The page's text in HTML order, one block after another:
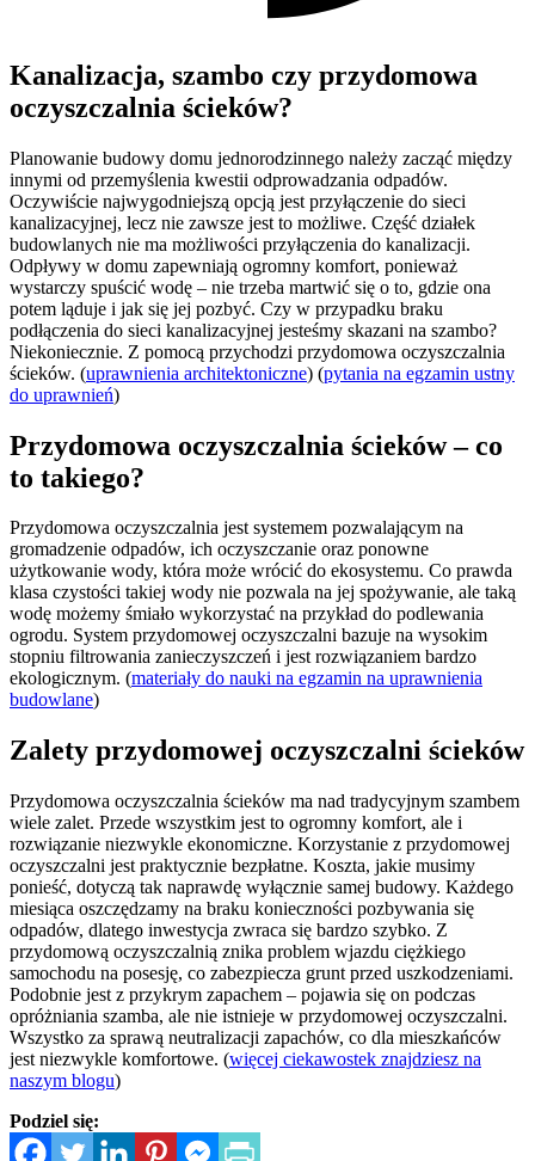
Kanalizacja, szambo czy przydomowa
oczyszczalnia ścieków?
Planowanie budowy domu jednorodzinnego należy zacząć między
innymi od przemyślenia kwestii odprowadzania odpadów.
Oczywiście najwygodniejszą opcją jest przyłączenie do sieci
kanalizacyjnej, lecz nie zawsze jest to możliwe. Część działek
budowlanych nie ma możliwości przyłączenia do kanalizacji.
Odpływy w domu zapewniają ogromny komfort, ponieważ
wystarczy spuścić wodę – nie trzeba martwić się o to, gdzie ona
potem ląduje i jak się jej pozbyć. Czy w przypadku braku
podłączenia do sieci kanalizacyjnej jesteśmy skazani na szambo?
Niekoniecznie. Z pomocą przychodzi przydomowa oczyszczalnia
ścieków. (uprawnienia architektoniczne) (pytania na egzamin ustny
do uprawnień)
Przydomowa oczyszczalnia ścieków – co
to takiego?
Przydomowa oczyszczalnia jest systemem pozwalającym na
gromadzenie odpadów, ich oczyszczanie oraz ponowne
użytkowanie wody, która może wrócić do ekosystemu. Co prawda
klasa czystości takiej wody nie pozwala na jej spożywanie, ale taką
wodę możemy śmiało wykorzystać na przykład do podlewania
ogrodu. System przydomowej oczyszczalni bazuje na wysokim
stopniu filtrowania zanieczyszczeń i jest rozwiązaniem bardzo
ekologicznym. (materiały do nauki na egzamin na uprawnienia
budowlane)
Zalety przydomowej oczyszczalni ścieków
Przydomowa oczyszczalnia ścieków ma nad tradycyjnym szambem
wiele zalet. Przede wszystkim jest to ogromny komfort, ale i
rozwiązanie niezwykle ekonomiczne. Korzystanie z przydomowej
oczyszczalni jest praktycznie bezpłatne. Koszta, jakie musimy
ponieść, dotyczą tak naprawdę wyłącznie samej budowy. Każdego
miesiąca oszczędzamy na braku konieczności pozbywania się
odpadów, dlatego inwestycja zwraca się bardzo szybko. Z
przydomową oczyszczalnią znika problem wjazdu ciężkiego
samochodu na posesję, co zabezpiecza grunt przed uszkodzeniami.
Podobnie jest z przykrym zapachem – pojawia się on podczas
opróżniania szamba, ale nie istnieje w przydomowej oczyszczalni.
Wszystko za sprawą neutralizacji zapachów, co dla mieszkańców
jest niezwykle komfortowe. (więcej ciekawostek znajdziesz na
naszym blogu)
Podziel się: